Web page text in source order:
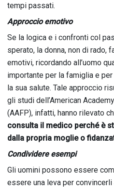
tempi passati.
Approccio emotivo
Se la logica e i confronti col
sperato, la donna, non di rado,
emotivi, ricordando all’uomo
importante per la famiglia e
la sua salute. Tale approccio
gli studi dell’American
(AAFP), infatti, hanno rilevato
consulta il medico perché è
dalla propria moglie o
Condividere esempi
Gli uomini possono essere
essere una leva per